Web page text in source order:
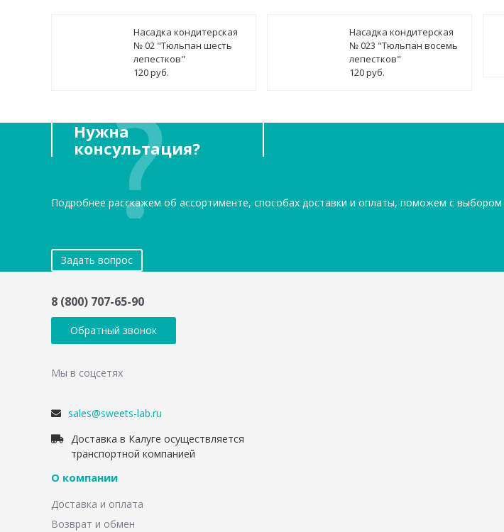
Насадка кондитерская
№ 02 "Тюльпан шесть
лепестков"
120 руб.
Насадка кондитерская
№ 023 "Тюльпан восемь
лепестков"
120 руб.
Нужна
консультация?
Подробнее расскажем об ассортименте, способах доставки и оплаты, поможем с
Задать вопрос
8 (800) 707-65-90
Обратный звонок
Мы в соцсетях
sales@sweets-lab.ru
Доставка в Калуге осуществляется
транспортной компанией
О компании
Доставка и оплата
Возврат и обмен